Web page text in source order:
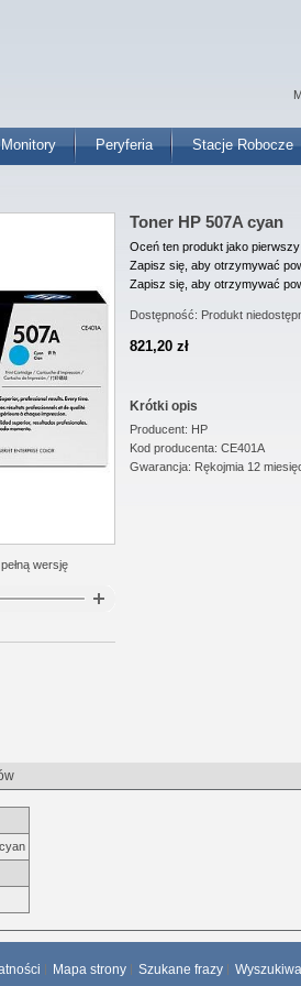
Monitory Peryferia Stacje Robocze
Toner HP 507A cyan
Oceń ten produkt jako pierwszy
Zapisz się, aby otrzymywać
Zapisz się, aby otrzymywać
Dostępność: Produkt
821,20 zł
Krótki opis
Producent: HP
Kod producenta: CE401A
Gwarancja: Rękojmia 12
wersję
Mapa strony Szukane frazy